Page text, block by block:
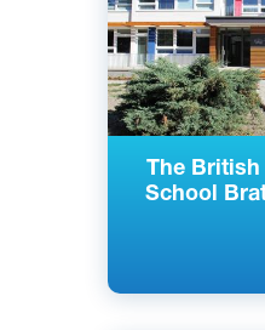
The British
School